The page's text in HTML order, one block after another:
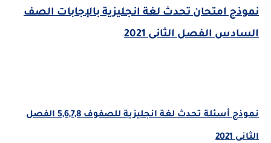
نموذج امتحان تحدث لغة انجليزية بالإجابات الصف
السادس الفصل الثانى 2021
نموذج أسئلة تحدث لغة انجليزية للصفوف 5,6,7,8 الفصل
الثانى 2021